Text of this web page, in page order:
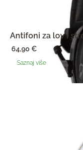
Antifoni za lov i
64,90€
Saznaj više